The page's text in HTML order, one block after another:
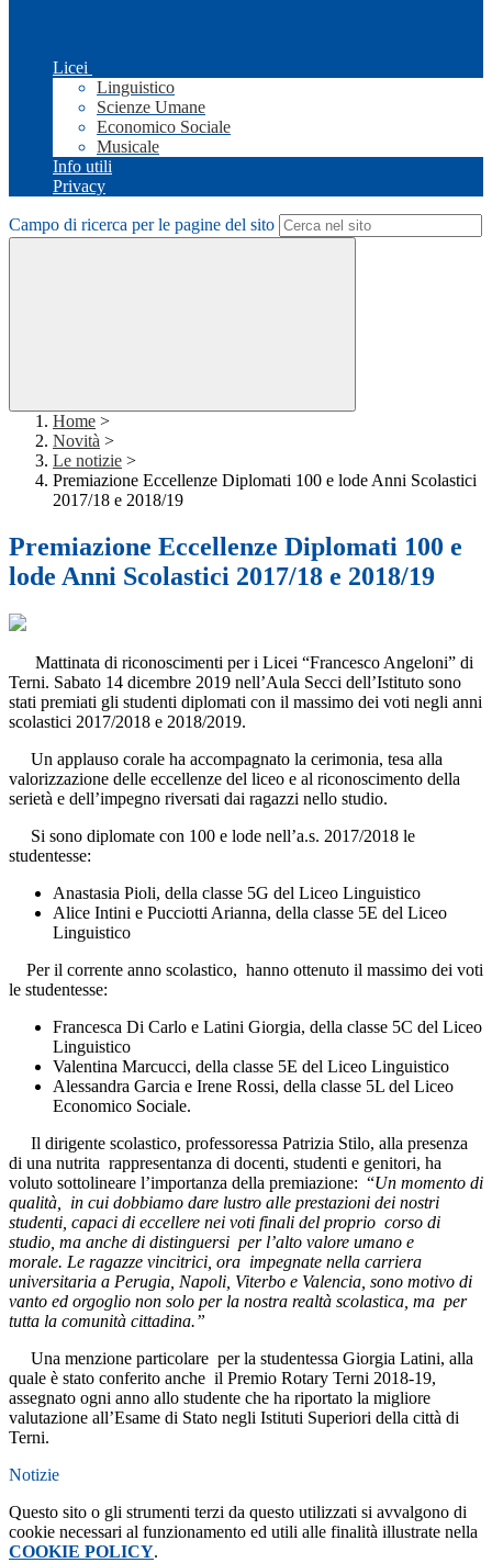
Licei
Linguistico
Scienze Umane
Economico Sociale
Musicale
Info utili
Privacy
Campo di ricerca per le pagine del sito
Home >
Novità >
Le notizie >
Premiazione Eccellenze Diplomati 100 e lode Anni Scolastici
2017/18 e 2018/19
Premiazione Eccellenze Diplomati 100 e
lode Anni Scolastici 2017/18 e 2018/19
Mattinata di riconoscimenti per i Licei “Francesco Angeloni” di
Terni. Sabato 14 dicembre 2019 nell’Aula Secci dell’Istituto sono
stati premiati gli studenti diplomati con il massimo dei voti negli anni
scolastici 2017/2018 e 2018/2019.
Un applauso corale ha accompagnato la cerimonia, tesa alla
valorizzazione delle eccellenze del liceo e al riconoscimento della
serietà e dell’impegno riversati dai ragazzi nello studio.
Si sono diplomate con 100 e lode nell’a.s. 2017/2018 le
studentesse:
Anastasia Pioli, della classe 5G del Liceo Linguistico
Alice Intini e Pucciotti Arianna, della classe 5E del Liceo
Linguistico
Per il corrente anno scolastico, hanno ottenuto il massimo dei voti
le studentesse:
Francesca Di Carlo e Latini Giorgia, della classe 5C del Liceo
Linguistico
Valentina Marcucci, della classe 5E del Liceo Linguistico
Alessandra Garcia e Irene Rossi, della classe 5L del Liceo
Economico Sociale.
Il dirigente scolastico, professoressa Patrizia Stilo, alla presenza
di una nutrita rappresentanza di docenti, studenti e genitori, ha
voluto sottolineare l’importanza della premiazione: “Un momento di
qualità, in cui dobbiamo dare lustro alle prestazioni dei nostri
studenti, capaci di eccellere nei voti finali del proprio corso di
studio, ma anche di distinguersi per l’alto valore umano e
morale. Le ragazze vincitrici, ora impegnate nella carriera
universitaria a Perugia, Napoli, Viterbo e Valencia, sono motivo di
vanto ed orgoglio non solo per la nostra realtà scolastica, ma per
tutta la comunità cittadina.”
Una menzione particolare per la studentessa Giorgia Latini, alla
quale è stato conferito anche il Premio Rotary Terni 2018-19,
assegnato ogni anno allo studente che ha riportato la migliore
valutazione all’Esame di Stato negli Istituti Superiori della città di
Terni.
Notizie
Questo sito o gli strumenti terzi da questo utilizzati si avvalgono di
cookie necessari al funzionamento ed utili alle finalità illustrate nella
COOKIE POLICY.